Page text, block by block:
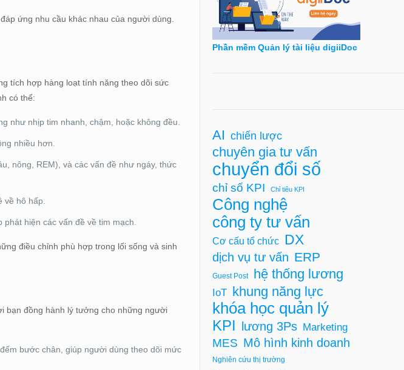
ứng nhu cầu khác nhau của người dùng.
tích hợp hàng loạt tính năng theo dõi sức
có thể:
như nhịp tim nhanh, chậm, hoặc không đều.
nhiều hơn.
nông, REM), và các vấn đề như ngáy, thức
về hô hấp.
hiện các vấn đề về tim mạch.
điều chỉnh phù hợp trong lối sống và sinh
bạn đồng hành lý tưởng cho những người
bước chân, giúp người dùng theo dõi mức
Phần mềm Quản lý tài liệu digiiDoc
AI chiến lược
chuyên gia tư vấn
chuyển đổi số
chỉ số KPI Chỉ tiêu KPI
Công nghệ
công ty tư vấn
Cơ cấu tổ chức DX
dịch vụ tư vấn ERP
Guest Post hệ thống lương
IoT khung năng lực
khóa học quản lý
KPI lương 3Ps Marketing
MES Mô hình kinh doanh
Nghiên cứu thị trường